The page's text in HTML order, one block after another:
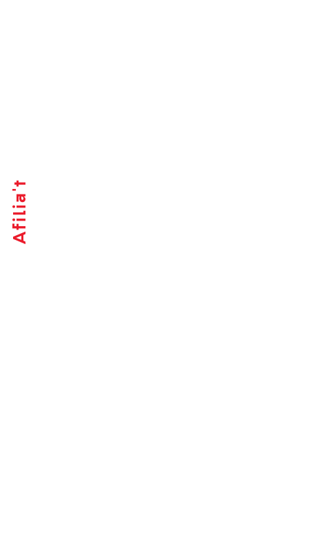
Afilia't